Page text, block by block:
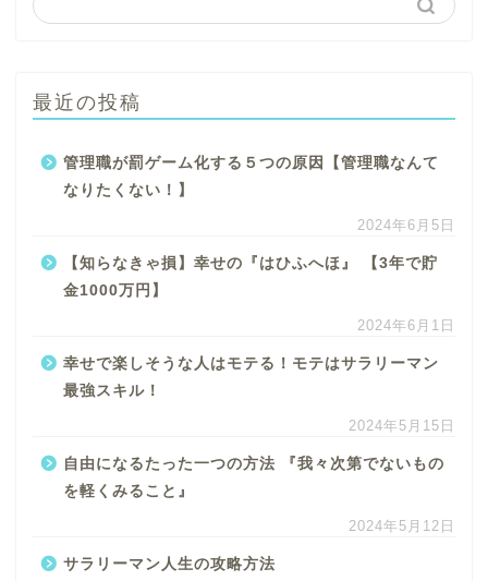
最近の投稿
管理職が罰ゲーム化する５つの原因【管理職なんて
なりたくない！】
2024年6月5日
【知らなきゃ損】幸せの『はひふへほ』 【3年で貯
金1000万円】
2024年6月1日
幸せで楽しそうな人はモテる！モテはサラリーマン
最強スキル！
2024年5月15日
自由になるたった一つの方法 『我々次第でないもの
を軽くみること』
2024年5月12日
サラリーマン人生の攻略方法